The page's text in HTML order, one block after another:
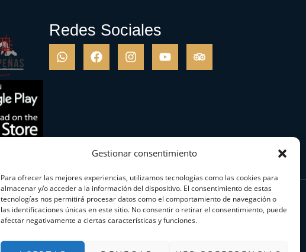
Gestionar consentimiento
Para ofrecer las mejores experiencias, utilizamos tecnologías como las cookies para
almacenar y/o acceder a la información del dispositivo. El consentimiento de estas
tecnologías nos permitirá procesar datos como el comportamiento de navegación o
las identificaciones únicas en este sitio. No consentir o retirar el consentimiento, puede
afectar negativamente a ciertas características y funciones.
Redes Sociales